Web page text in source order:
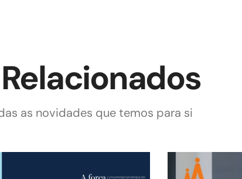
as novidades que temos para si